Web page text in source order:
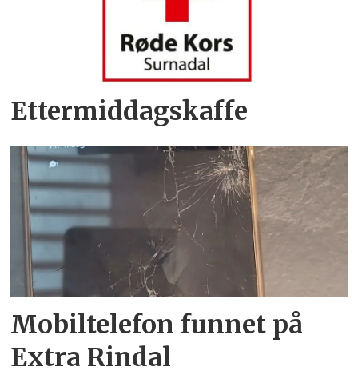
Ettermiddagskaffe
Mobiltelefon funnet på
Extra Rindal